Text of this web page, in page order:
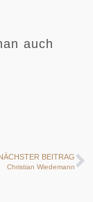
auch
BEITRAG
Christian Wiedemann